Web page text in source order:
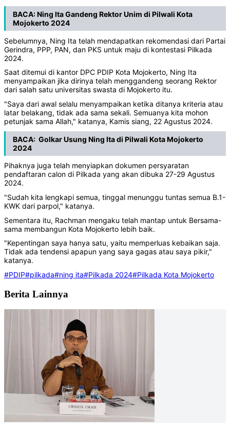
BACA:Ning Ita Gandeng Rektor Unim di Pilwali Kota
Mojokerto 2024
Sebelumnya, Ning Ita telah mendapatkan rekomendasi dari Partai
Gerindra, PPP, PAN, dan PKS untuk maju di kontestasi Pilkada
2024.
Saat ditemui di kantor DPC PDIP Kota Mojokerto, Ning Ita
menyampaikan jika dirinya telah menggandeng seorang Rektor
dari salah satu universitas swasta di Mojokerto itu.
"Saya dari awal selalu menyampaikan ketika ditanya kriteria atau
latar belakang, tidak ada sama sekali. Semuanya kita mohon
petunjak sama Allah," katanya, Kamis siang, 22 Agustus 2024.
BACA: Golkar Usung Ning Ita di Pilwali Kota Mojokerto
2024
Pihaknya juga telah menyiapkan dokumen persyaratan
pendaftaran calon di Pilkada yang akan dibuka 27-29 Agustus
2024.
"Sudah kita lengkapi semua, tinggal menunggu tuntas semua B.1-
KWK dari parpol," katanya.
Sementara itu, Rachman mengaku telah mantap untuk Bersama-
sama membangun Kota Mojokerto lebih baik.
"Kepentingan saya hanya satu, yaitu memperluas kebaikan saja.
Tidak ada tendensi apapun yang saya gagas atau saya pikir,"
katanya.
#PDIP#pilkada#ning ita#Pilkada 2024#Pilkada Kota Mojokerto
Berita Lainnya